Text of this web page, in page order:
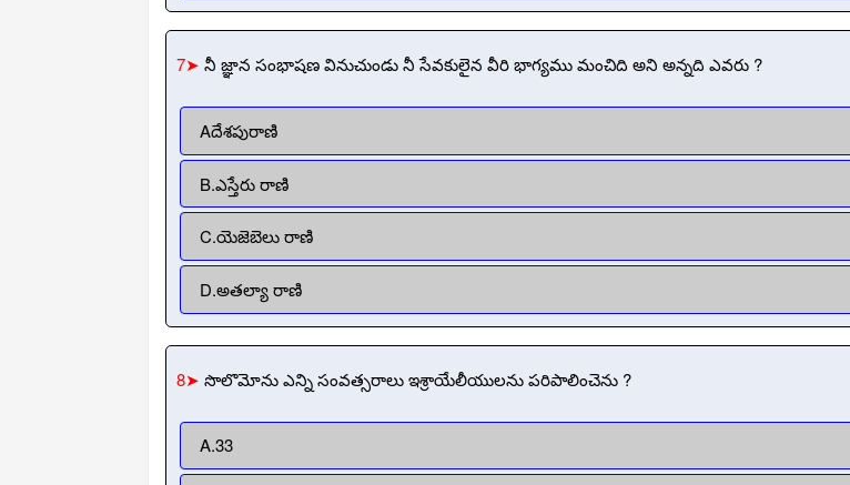
7➤ నీ జ్ఞాన సంభాషణ వినుచుండు నీ సేవకులైన వీరి భాగ్యము మంచిది అని అన్నది ఎవరు ?
Aదేశపురాణి
B.ఎస్తేరు రాణి
C.యెజెబెలు రాణి
D.అతల్యా రాణి
8➤ సొలొమోను ఎన్ని సంవత్సరాలు ఇశ్రాయేలీయులను పరిపాలించెను ?
A.33